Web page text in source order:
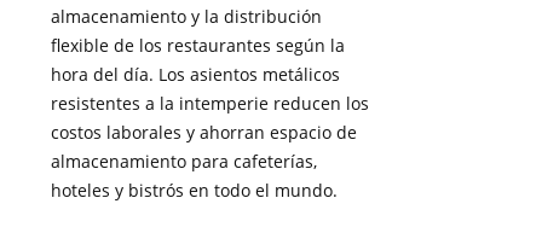
almacenamiento y la distribución
flexible de los restaurantes según la
hora del día. Los asientos metálicos
resistentes a la intemperie reducen los
costos laborales y ahorran espacio de
almacenamiento para cafeterías,
hoteles y bistrós en todo el mundo.